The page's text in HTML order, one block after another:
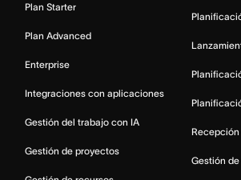
Plan Starter
Plan Advanced
Enterprise
Integraciones con aplicaciones
Gestión del trabajo con IA
Gestión de proyectos
Gestión